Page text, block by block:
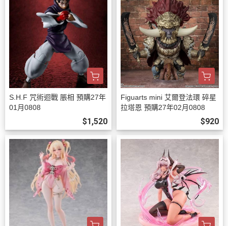
S.H.F 咒術迴戰 脹相 預購27年
01月0808
$1,520
Figuarts mini 艾爾登法環 碎星
拉塔恩 預購27年02月0808
$920